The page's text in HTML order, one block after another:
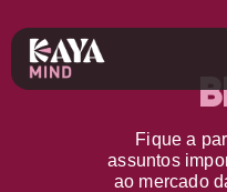
Fique a
assuntos
ao mercado